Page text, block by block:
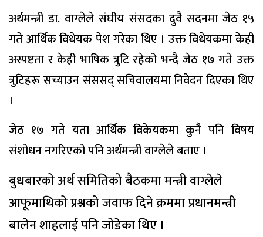
अर्थमन्त्री डा. वाग्लेले संघीय संसदका दुवै सदनमा जेठ १५
गते आर्थिक विधेयक पेश गरेका थिए । उक्त विधेयकमा केही
अस्पष्टता र केही भाषिक त्रुटि रहेको भन्दै जेठ १७ गते उक्त
त्रुटिहरू सच्याउन संससद् सचिवालयमा निवेदन दिएका थिए
।
जेठ १७ गते यता आर्थिक विकेयकमा कुनै पनि विषय
संशोधन नगरिएको पनि अर्थमन्त्री वाग्लेले बताए ।
बुधबारको अर्थ समितिको बैठकमा मन्त्री वाग्लेले
आफूमाथिको प्रश्नको जवाफ दिने क्रममा प्रधानमन्त्री
बालेन शाहलाई पनि जोडेका थिए ।